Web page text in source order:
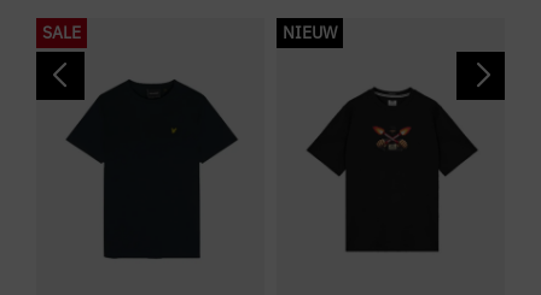
SALE NIEUW